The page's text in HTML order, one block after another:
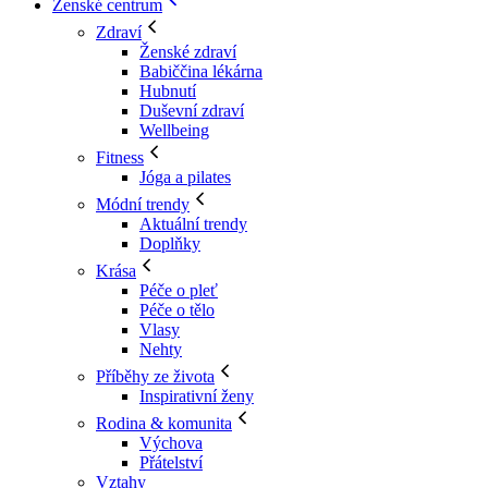
Ženské centrum
Zdraví
Ženské zdraví
Babiččina lékárna
Hubnutí
Duševní zdraví
Wellbeing
Fitness
Jóga a pilates
Módní trendy
Aktuální trendy
Doplňky
Krása
Péče o pleť
Péče o tělo
Vlasy
Nehty
Příběhy ze života
Inspirativní ženy
Rodina & komunita
Výchova
Přátelství
Vztahy